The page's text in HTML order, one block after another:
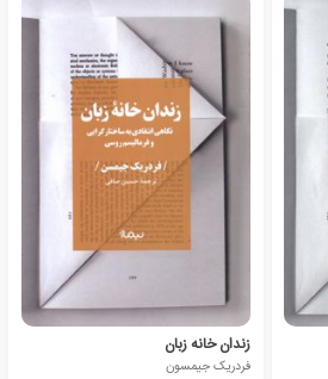
زندان خانه زبان
فردریک جیمسون